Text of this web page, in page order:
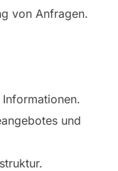
von Anfragen.
und